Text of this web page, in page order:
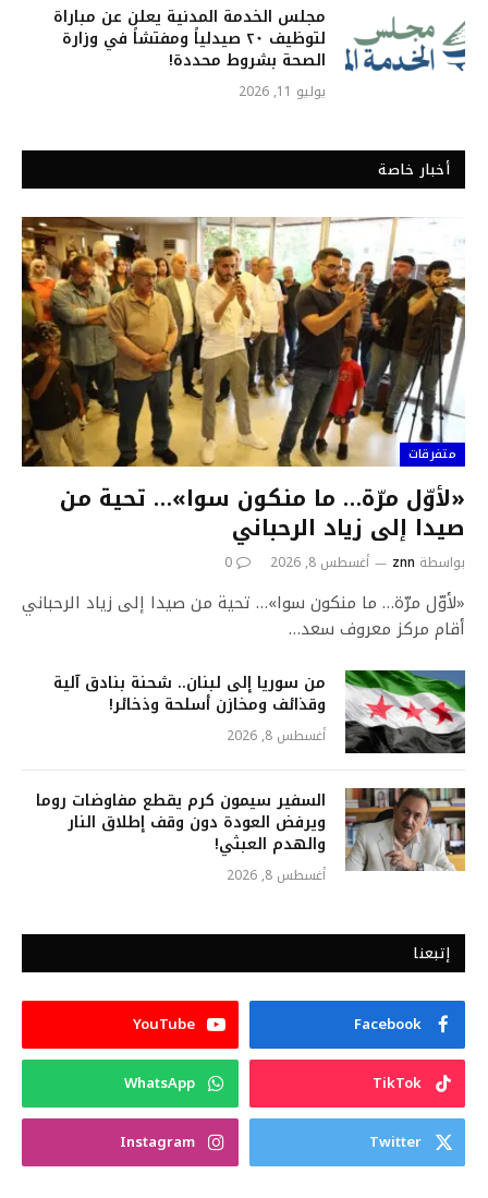
مجلس الخدمة المدنية يعلن عن مباراة
لتوظيف ٢٠ صيدلياً ومفتشاً في وزارة
الصحة بشروط محددة!
يوليو 11, 2026
أخبار خاصة
متفرقات
«لأوّل مرّة… ما منكون سوا»… تحية من
صيدا إلى زياد الرحباني
بواسطة znn أغسطس 8, 2026 0
«لأوّل مرّة… ما منكون سوا»… تحية من صيدا إلى زياد الرحباني
أقام مركز معروف سعد…
من سوريا إلى لبنان.. شحنة بنادق آلية
وقذائف ومخازن أسلحة وذخائر!
أغسطس 8, 2026
السفير سيمون كرم يقطع مفاوضات روما
ويرفض العودة دون وقف إطلاق النار
والهدم العبثي!
أغسطس 8, 2026
إتبعنا
Facebook
YouTube
TikTok
WhatsApp
Twitter
Instagram